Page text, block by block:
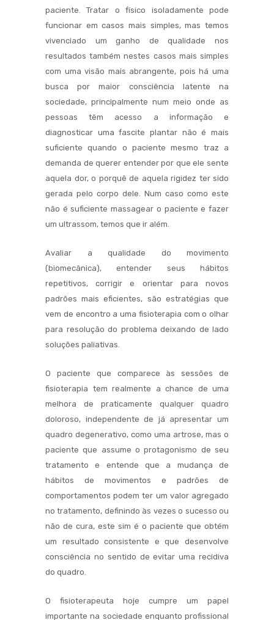
paciente. Tratar o físico isoladamente pode
funcionar em casos mais simples, mas temos
vivenciado um ganho de qualidade nos
resultados também nestes casos mais simples
com uma visão mais abrangente, pois há uma
busca por maior consciência latente na
sociedade, principalmente num meio onde as
pessoas têm acesso a informação e
diagnosticar uma fascite plantar não é mais
suficiente quando o paciente mesmo traz a
demanda de querer entender por que ele sente
aquela dor, o porquê de aquela rigidez ter sido
gerada pelo corpo dele. Num caso como este
não é suficiente massagear o paciente e fazer
um ultrassom, temos que ir além.
Avaliar a qualidade do movimento
(biomecânica), entender seus hábitos
repetitivos, corrigir e orientar para novos
padrões mais eficientes, são estratégias que
vem de encontro a uma fisioterapia com o olhar
para resolução do problema deixando de lado
soluções paliativas.
O paciente que comparece às sessões de
fisioterapia tem realmente a chance de uma
melhora de praticamente qualquer quadro
doloroso, independente de já apresentar um
quadro degenerativo, como uma artrose, mas o
paciente que assume o protagonismo de seu
tratamento e entende que a mudança de
hábitos de movimentos e padrões de
comportamentos podem ter um valor agregado
no tratamento, definindo às vezes o sucesso ou
não de cura, este sim é o paciente que obtém
um resultado consistente e que desenvolve
consciência no sentido de evitar uma recidiva
do quadro.
O fisioterapeuta hoje cumpre um papel
importante na sociedade enquanto profissional